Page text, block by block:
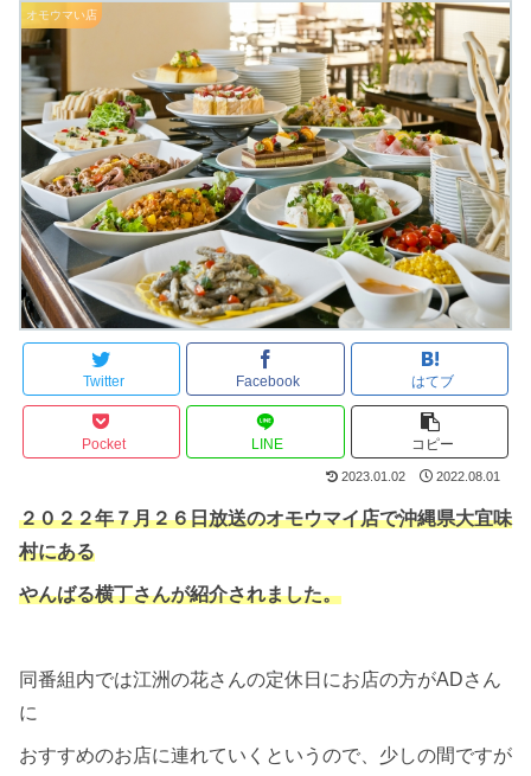
オモウマい店
Twitter Facebook はてブ
Pocket LINE コピー
2023.01.02 2022.08.01
２０２２年７月２６日放送のオモウマイ店で沖縄県大宜味
村にある
やんばる横丁さんが紹介されました。
同番組内では江洲の花さんの定休日にお店の方がADさん
に
おすすめのお店に連れていくというので、少しの間ですが